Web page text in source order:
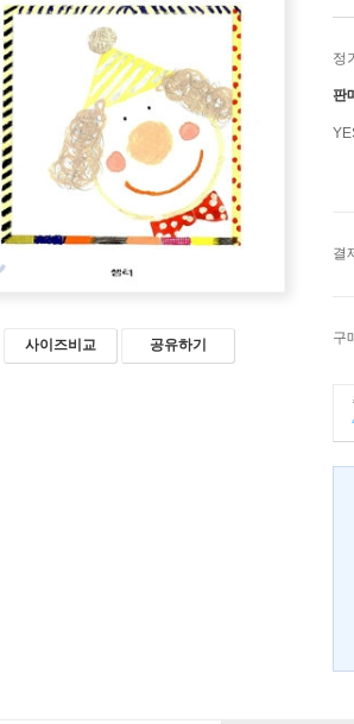
사이즈비교 공유하기
정
판
결
구